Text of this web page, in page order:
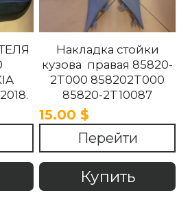
Накладка стойки
кузова правая 85820-
2T000 858202T000
85820-2T10087
858202T10087 85820-
2T100UP
858202T100UP Kia
Optima 2010 -2015
15.00 $
Перейти
Купить